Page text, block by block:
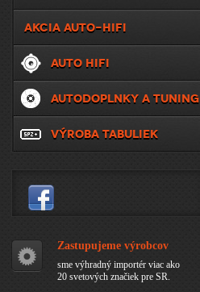
AKCIA AUTO-HIFI
AUTO HIFI
AUTODOPLNKY A TUNING
VÝROBA TABULIEK
Zastupujeme výrobcov
sme výhradný importér viac ako
20 svetových značiek pre SR.